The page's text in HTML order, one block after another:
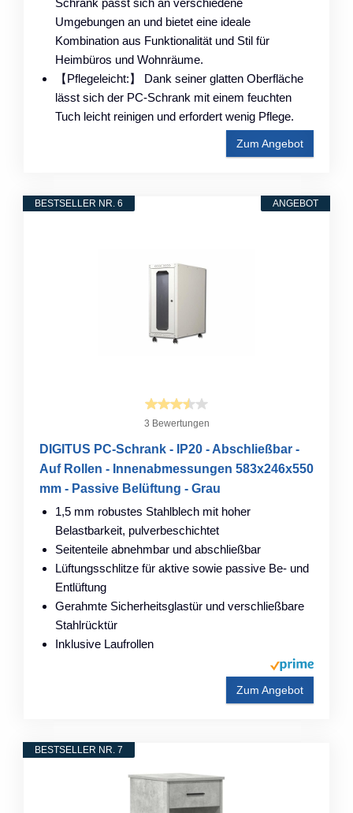
Umgebungen an und bietet eine ideale
Kombination aus Funktionalität und Stil für
Heimbüros und Wohnräume.
【Pflegeleicht:】 Dank seiner glatten Oberfläche
lässt sich der PC-Schrank mit einem feuchten
Tuch leicht reinigen und erfordert wenig Pflege.
Zum Angebot
ANGEBOT
BESTSELLER NR. 6
3 Bewertungen
DIGITUS PC-Schrank - IP20 - Abschließbar -
Auf Rollen - Innenabmessungen 583x246x550
mm - Passive Belüftung - Grau
1,5 mm robustes Stahlblech mit hoher
Belastbarkeit, pulverbeschichtet
Seitenteile abnehmbar und abschließbar
Lüftungsschlitze für aktive sowie passive Be- und
Entlüftung
Gerahmte Sicherheitsglastür und verschließbare
Stahlrücktür
Inklusive Laufrollen
Zum Angebot
BESTSELLER NR. 7